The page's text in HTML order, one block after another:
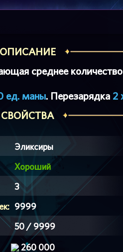
ОПИСАНИЕ
среднее
ед. маны. Перезарядка 2
СВОЙСТВА
Эликсиры
Хороший
3
9999
50 / 9999
260 000